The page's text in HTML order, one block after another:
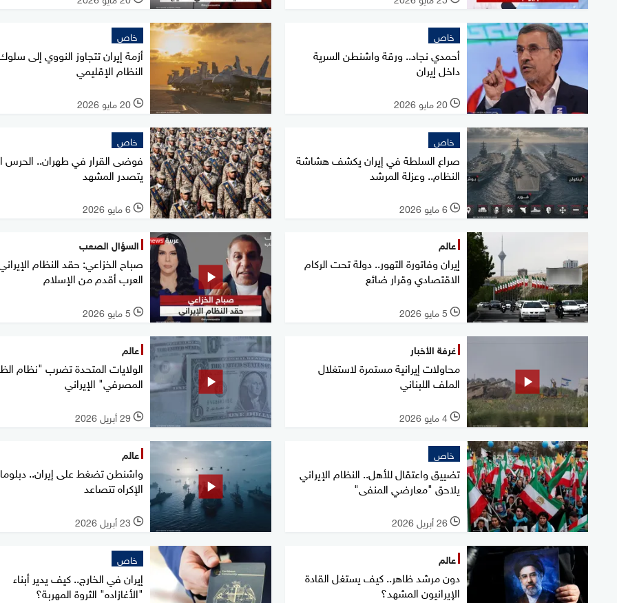
خاص
أحمدي نجاد.. ورقة واشنطن السرية
داخل إيران
l 20 مايو 2026
خاص
أزمة إيران تتجاوز النووي إلى
النظام الإقليمي
l 20 مايو 2026
خاص
صراع السلطة في إيران يكشف هشاشة
النظام.. وعزلة المرشد
l 6 مايو 2026
خاص
فوضى القرار في طهران.. الحرس
يتصدر المشهد
l 6 مايو 2026
عالم
إيران وفاتورة التهور.. دولة تحت الركام
الاقتصادي وقرار ضائع
l 5 مايو 2026
السؤال الصعب
صباح الخزاعي: حقد النظام
العرب أقدم من الإسلام
l 5 مايو 2026
غرفة الأخبار
محاولات إيرانية مستمرة لاستغلال
الملف اللبناني
l 4 مايو 2026
عالم
الولايات المتحدة تضرب "نظام
المصرفي" الإيراني
l 29 أبريل 2026
خاص
تضييق واعتقال للأهل.. النظام الإيراني
يلاحق "معارضي المنفى"
l 26 أبريل 2026
عالم
واشنطن تضغط على إيران..
الإكراه تتصاعد
l 23 أبريل 2026
عالم
دون مرشد ظاهر.. كيف يستغل القادة
الإيرانيون المشهد؟
خاص
إيران في الخارج.. كيف يدير أبناء
"الأغازاده" الثروة المهربة؟